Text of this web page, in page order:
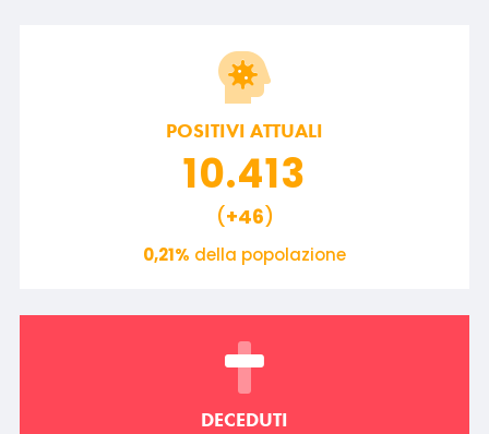
POSITIVI ATTUALI
10.413
(+46)
0,21% della popolazione
DECEDUTI